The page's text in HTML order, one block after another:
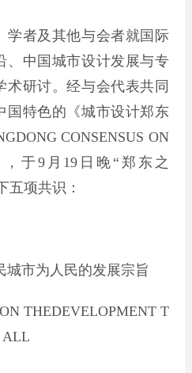
学者及其他与会者就国际
、中国城市设计发展与专
术研讨。经与会代表共同
国特色的《城市设计郑东
CONSENSUS ON
，于9月19日晚“郑东之
五项共识：
城市为人民的发展宗旨
THEDEVELOPMENT T
ALL